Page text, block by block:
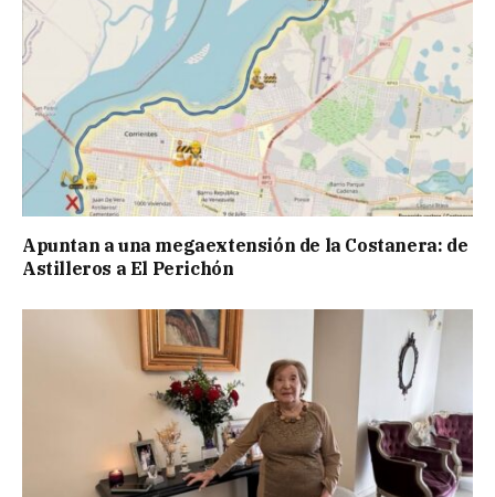
Apuntan a una megaextensión de la Costanera: de
Astilleros a El Perichón